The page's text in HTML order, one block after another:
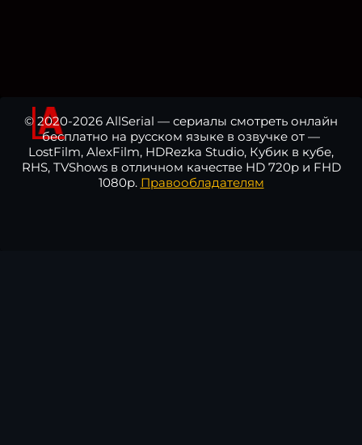
© 2020-2026 AllSerial — сериалы смотреть онлайн
бесплатно на русском языке в озвучке от —
LostFilm, AlexFilm, HDRezka Studio, Кубик в кубе,
RHS, TVShows в отличном качестве HD 720p и FHD
1080p. Правообладателям